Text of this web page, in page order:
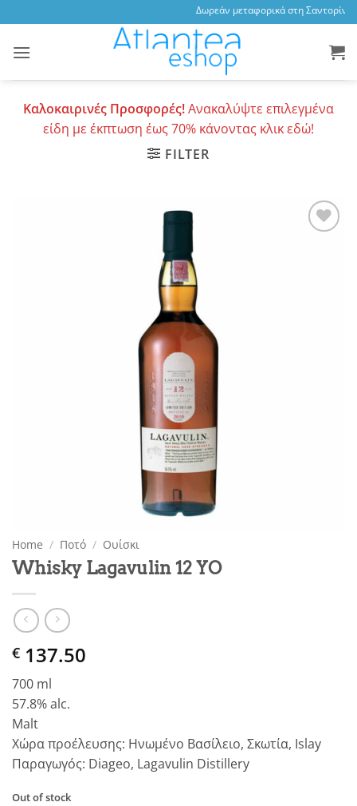
to
content
Δωρεάν μεταφορικά στη
Καλοκαιρινές Προσφορές!Ανακαλύψτε επιλεγμένα
είδη με έκπτωση έως 70% κάνοντας κλικ εδώ!
FILTER
Home / Ποτό / Ουίσκι
Whisky Lagavulin 12 YO
€ 137.50
700 ml
57.8% alc.
Malt
Χώρα προέλευσης: Ηνωμένο Βασίλειο, Σκωτία, Islay
Παραγωγός: Diageo, Lagavulin Distillery
Out of stock